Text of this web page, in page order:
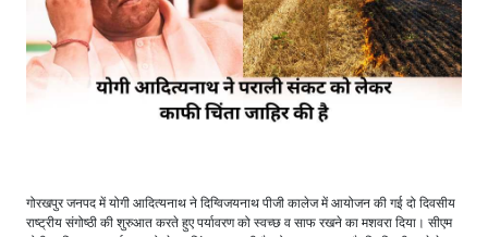
गोरखपुर जनपद में योगी आदित्यनाथ ने दिग्विजयनाथ पीजी कालेज में आयोजन की गई दो दिवसीय
राष्ट्रीय संगोष्ठी की शुरुआत करते हुए पर्यावरण को स्वच्छ व साफ रखने का मशवरा दिया। सीएम